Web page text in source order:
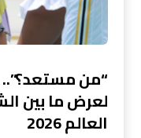
“من
لعرض ما بين
العالم 2026